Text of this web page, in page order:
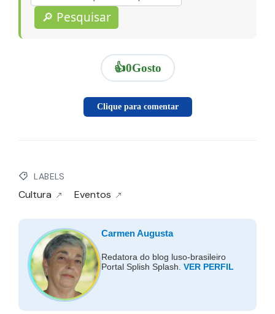
🔎 Pesquisar
👍0Gosto
Clique para comentar
LABELS
Cultura Eventos
Carmen Augusta
Redatora do blog luso-brasileiro
Portal Splish Splash. VER PERFIL